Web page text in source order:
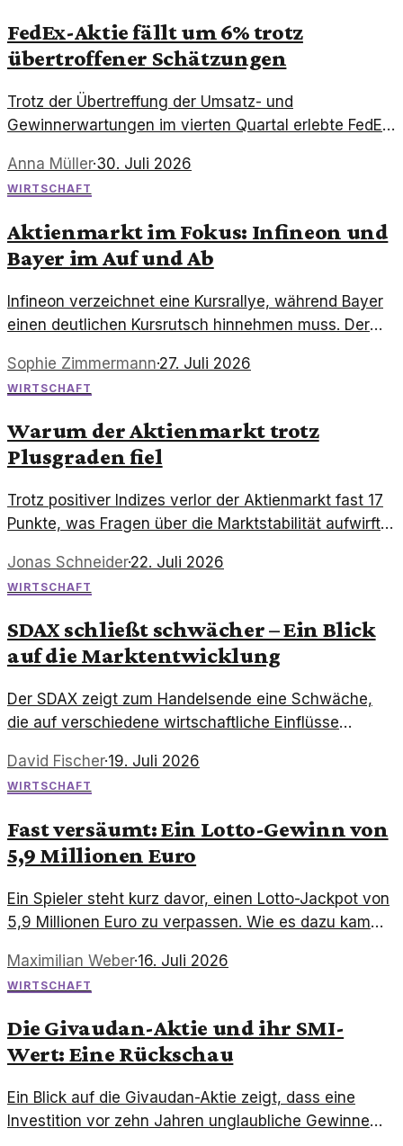
FedEx-Aktie fällt um 6% trotz
übertroffener Schätzungen
Trotz der Übertreffung der Umsatz- und
Gewinnerwartungen im vierten Quartal erlebte FedEx
steckt hinter diesem Widerspruch?
Anna Müller·30. Juli 2026
WIRTSCHAFT
Aktienmarkt im Fokus: Infineon und
Bayer im Auf und Ab
Infineon verzeichnet eine Kursrallye, während Bayer
einen deutlichen Kursrutsch hinnehmen muss. Der
aktuellen Marktbewegungen wider.
Sophie Zimmermann·27. Juli 2026
WIRTSCHAFT
Warum der Aktienmarkt trotz
Plusgraden fiel
Trotz positiver Indizes verlor der Aktienmarkt fast 17
Punkte, was Fragen über die Marktstabilität aufwirft.
Jonas Schneider·22. Juli 2026
WIRTSCHAFT
SDAX schließt schwächer – Ein Blick
auf die Marktentwicklung
Der SDAX zeigt zum Handelsende eine Schwäche,
die auf verschiedene wirtschaftliche Einflüsse
genau beobachten.
David Fischer·19. Juli 2026
WIRTSCHAFT
Fast versäumt: Ein Lotto-Gewinn von
5,9 Millionen Euro
Ein Spieler steht kurz davor, einen Lotto-Jackpot von
5,9 Millionen Euro zu verpassen. Wie es dazu kam
hier.
Maximilian Weber·16. Juli 2026
WIRTSCHAFT
Die Givaudan-Aktie und ihr SMI-
Wert: Eine Rückschau
Ein Blick auf die Givaudan-Aktie zeigt, dass eine
Investition vor zehn Jahren unglaubliche Gewinne